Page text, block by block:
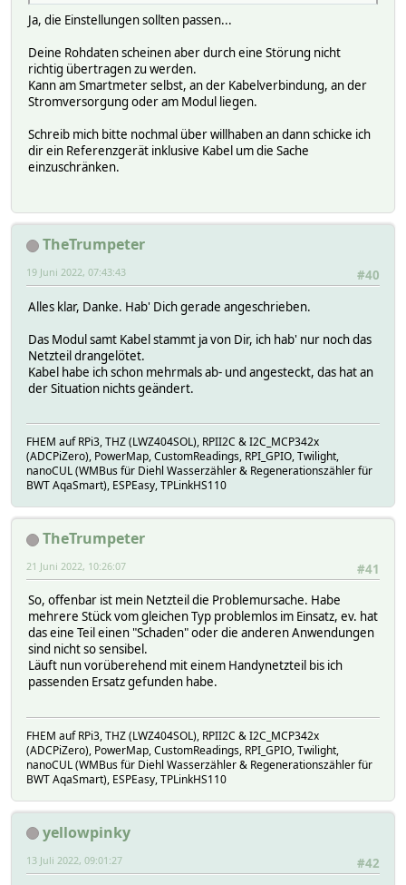
Ja, die Einstellungen sollten passen...
Deine Rohdaten scheinen aber durch eine Störung nicht
richtig übertragen zu werden.
Kann am Smartmeter selbst, an der Kabelverbindung, an der
Stromversorgung oder am Modul liegen.
Schreib mich bitte nochmal über willhaben an dann schicke ich
dir ein Referenzgerät inklusive Kabel um die Sache
einzuschränken.
TheTrumpeter
#40
19 Juni 2022, 07:43:43
Alles klar, Danke. Hab' Dich gerade angeschrieben.
Das Modul samt Kabel stammt ja von Dir, ich hab' nur noch das
Netzteil drangelötet.
Kabel habe ich schon mehrmals ab- und angesteckt, das hat an
der Situation nichts geändert.
FHEM auf RPi3, THZ (LWZ404SOL), RPII2C & I2C_MCP342x
(ADCPiZero), PowerMap, CustomReadings, RPI_GPIO, Twilight,
nanoCUL (WMBus für Diehl Wasserzähler & Regenerationszähler für
BWT AqaSmart), ESPEasy, TPLinkHS110
TheTrumpeter
#41
21 Juni 2022, 10:26:07
So, offenbar ist mein Netzteil die Problemursache. Habe
mehrere Stück vom gleichen Typ problemlos im Einsatz, ev. hat
das eine Teil einen "Schaden" oder die anderen Anwendungen
sind nicht so sensibel.
Läuft nun vorüberehend mit einem Handynetzteil bis ich
passenden Ersatz gefunden habe.
FHEM auf RPi3, THZ (LWZ404SOL), RPII2C & I2C_MCP342x
(ADCPiZero), PowerMap, CustomReadings, RPI_GPIO, Twilight,
nanoCUL (WMBus für Diehl Wasserzähler & Regenerationszähler für
BWT AqaSmart), ESPEasy, TPLinkHS110
yellowpinky
#42
13 Juli 2022, 09:01:27